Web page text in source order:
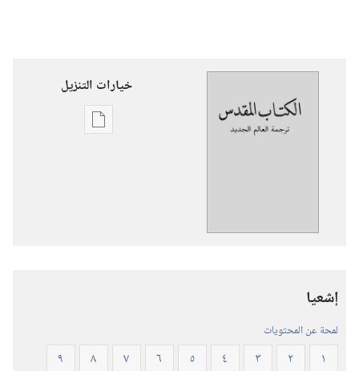
خيارات التنزيل
خيارات
٢٠١٩)‏
إشعيا
لمحة عن المحتويات
١ ٢ ٣ ٤ ٥ ٦ ٧ ٨
٩